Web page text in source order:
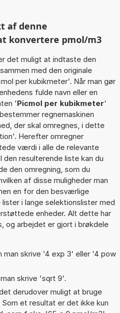
af denne
konvertere pmol/m3
det muligt at indtaste den
med den originale
per kubikmeter'. Når man gør
fulde navn eller en
'Picmol per kubikmeter'
regnemaskinen
der skal omregnes, i dette
Herefter omregner
værdi i alle de relevante
den resulterende liste kan du
den omregning, som du
af disse muligheder man
en for den besværlige
i lange selektionslister med
enheder. Alt dette har
og arbejdet er gjort i brøkdele
skrive '4 exp 3' eller '4 pow
skrive 'sqrt 9'.
derudover muligt at bruge
et resultat er det ikke kun